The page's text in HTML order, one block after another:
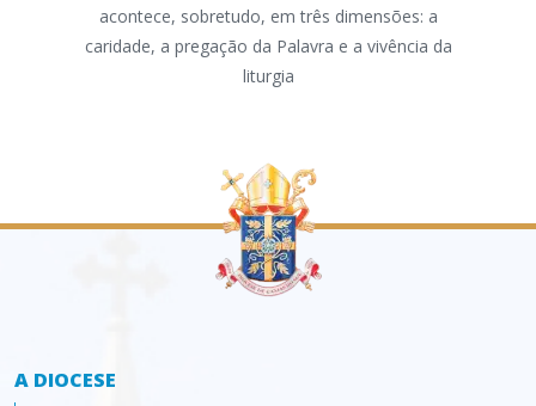
acontece, sobretudo, em três dimensões: a
caridade, a pregação da Palavra e a vivência da
liturgia
A DIOCESE